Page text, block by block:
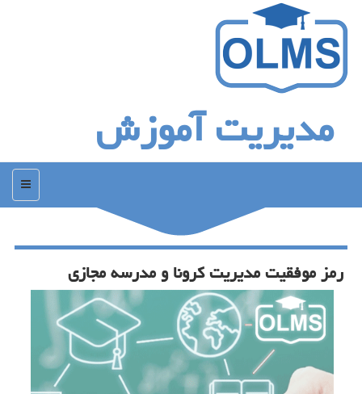
مدیریت آموزش
منو
رمز موفقیت مدیریت كرونا و مدرسه مجازی